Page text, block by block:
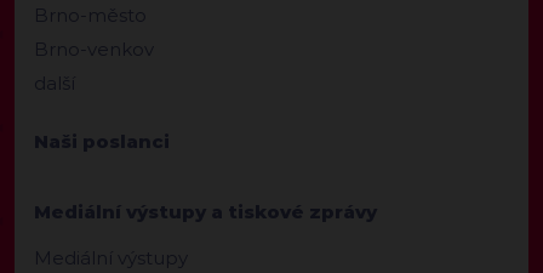
Brno-město
Brno-venkov
další
Naši poslanci
Mediální výstupy a tiskové zprávy
Mediální výstupy